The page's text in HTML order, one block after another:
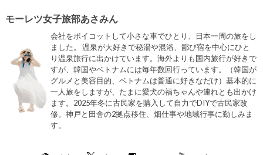
モーレツ女子旅部あさみん
会社をボイコットして小さな車でひとり、日本一周の旅をし
ました。 温泉が大好きで秘湯や混浴、鄙び宿を中心にひと
り温泉旅行に出かけています。海外よりも国内旅行が好きで
すが、韓国やベトナムには毎年数回行っています。（韓国が
グルメと美容目的、ベトナムは普通に好きなだけ）基本的に
一人旅をしますが、たまに愛犬の福ちゃんや連れとも出かけ
ます。2025年冬に古民家を購入して自力でDIYで古民家改
修。神戸と田舎の2拠点移住、畑仕事や地域行事に勤しみま
す。